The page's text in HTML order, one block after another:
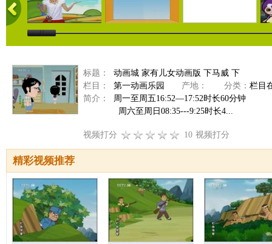
标题：
动画城 家有儿女动画版 下马威 下
栏目：
第一动画乐园 产地： 分类： 栏目
简介：
周一至周五16:52—17:52时长60分钟
周六至周日08:35---9:25时长4...
视频打分 10 视频打分
精彩视频推荐